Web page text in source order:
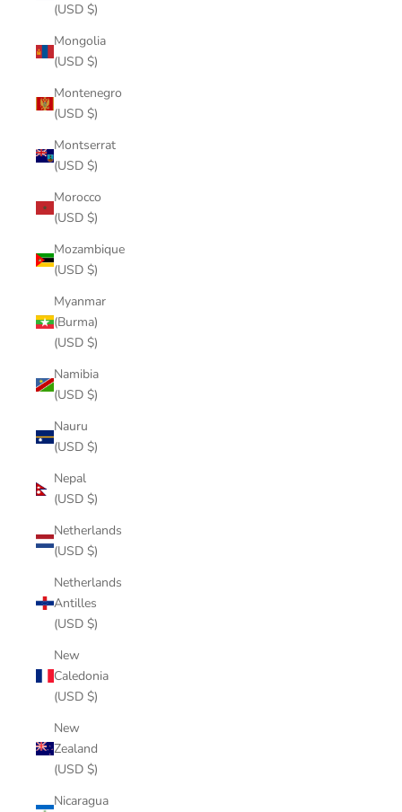
(USD $)
Mongolia
(USD $)
Montenegro
(USD $)
Montserrat
(USD $)
Morocco
(USD $)
Mozambique
(USD $)
Myanmar
(Burma)
(USD $)
Namibia
(USD $)
Nauru
(USD $)
Nepal
(USD $)
Netherlands
(USD $)
Netherlands
Antilles
(USD $)
New
Caledonia
(USD $)
New
Zealand
(USD $)
Nicaragua